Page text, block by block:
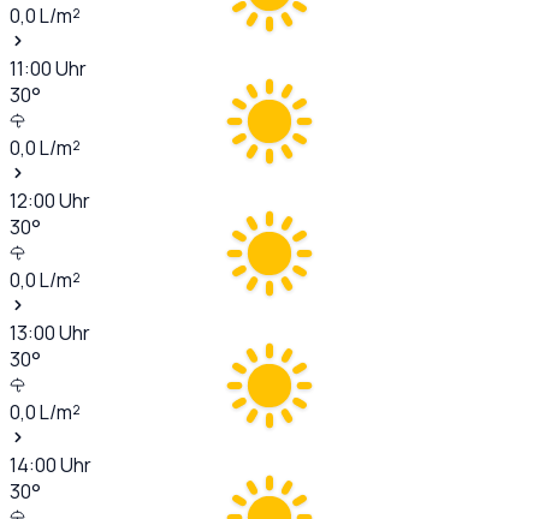
0,0L/m²
11:00Uhr
30°
0,0L/m²
12:00Uhr
30°
0,0L/m²
13:00Uhr
30°
0,0L/m²
14:00Uhr
30°